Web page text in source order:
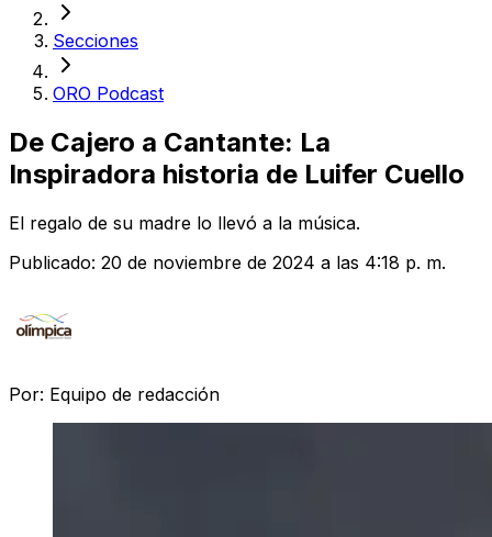
Secciones
ORO Podcast
De Cajero a Cantante: La
Inspiradora historia de Luifer Cuello
El regalo de su madre lo llevó a la música.
Publicado: 20 de noviembre de 2024 a las 4:18 p. m.
Por: Equipo de redacción